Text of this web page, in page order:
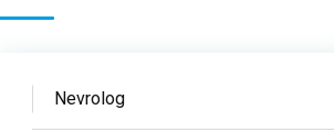
Nevrolog